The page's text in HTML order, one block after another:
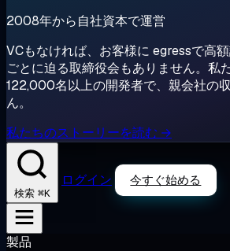
2008年から自社資本で運営
VCもなければ、お客様に egressで高
ごとに迫る取締役会もありません。私
122,000名以上の開発者で、親会社の
ん。
私たちのストーリーを読む →
検索 ⌘K
ログイン 今すぐ始める
製品